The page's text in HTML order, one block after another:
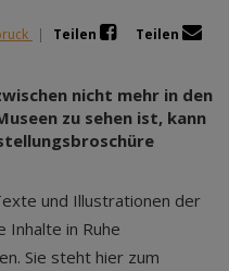
| Teilen
Teilen
nicht mehr in den
zu sehen ist, kann
und Illustrationen der
Inhalte in Ruhe
Sie steht hier zum